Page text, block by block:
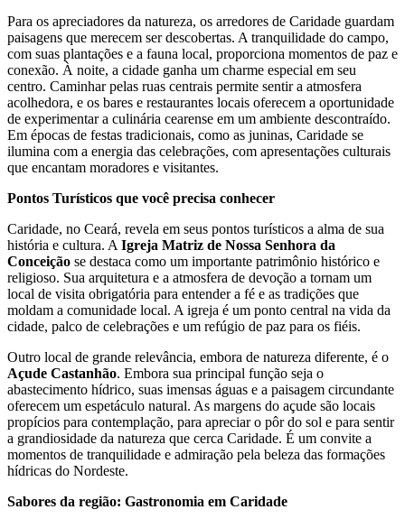
Para os apreciadores da natureza, os arredores de Caridade guardam
paisagens que merecem ser descobertas. A tranquilidade do campo,
com suas plantações e a fauna local, proporciona momentos de paz e
conexão. À noite, a cidade ganha um charme especial em seu
centro. Caminhar pelas ruas centrais permite sentir a atmosfera
acolhedora, e os bares e restaurantes locais oferecem a oportunidade
de experimentar a culinária cearense em um ambiente descontraído.
Em épocas de festas tradicionais, como as juninas, Caridade se
ilumina com a energia das celebrações, com apresentações culturais
que encantam moradores e visitantes.
Pontos Turísticos que você precisa conhecer
Caridade, no Ceará, revela em seus pontos turísticos a alma de sua
história e cultura. A Igreja Matriz de Nossa Senhora da
Conceição se destaca como um importante patrimônio histórico e
religioso. Sua arquitetura e a atmosfera de devoção a tornam um
local de visita obrigatória para entender a fé e as tradições que
moldam a comunidade local. A igreja é um ponto central na vida da
cidade, palco de celebrações e um refúgio de paz para os fiéis.
Outro local de grande relevância, embora de natureza diferente, é o
Açude Castanhão. Embora sua principal função seja o
abastecimento hídrico, suas imensas águas e a paisagem circundante
oferecem um espetáculo natural. As margens do açude são locais
propícios para contemplação, para apreciar o pôr do sol e para sentir
a grandiosidade da natureza que cerca Caridade. É um convite a
momentos de tranquilidade e admiração pela beleza das formações
hídricas do Nordeste.
Sabores da região: Gastronomia em Caridade